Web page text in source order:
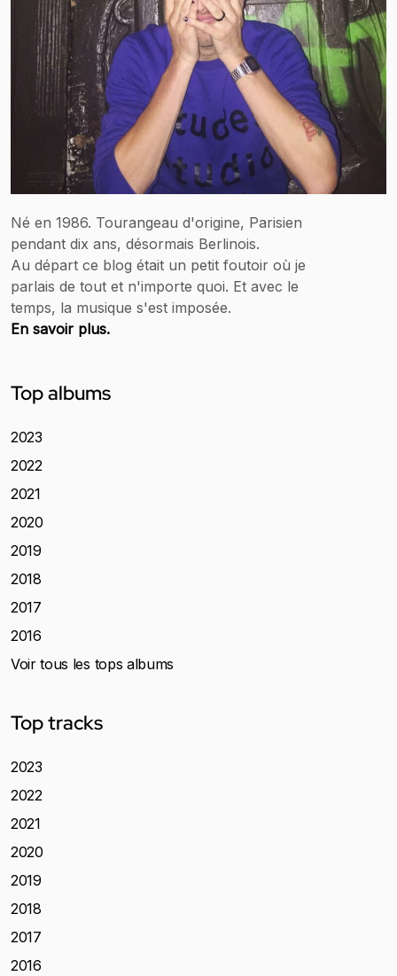
Né en 1986. Tourangeau d'origine, Parisien
pendant dix ans, désormais Berlinois.
Au départ ce blog était un petit foutoir où je
parlais de tout et n'importe quoi. Et avec le
temps, la musique s'est imposée.
En savoir plus.
Top albums
2023
2022
2021
2020
2019
2018
2017
2016
Voir tous les tops albums
Top tracks
2023
2022
2021
2020
2019
2018
2017
2016